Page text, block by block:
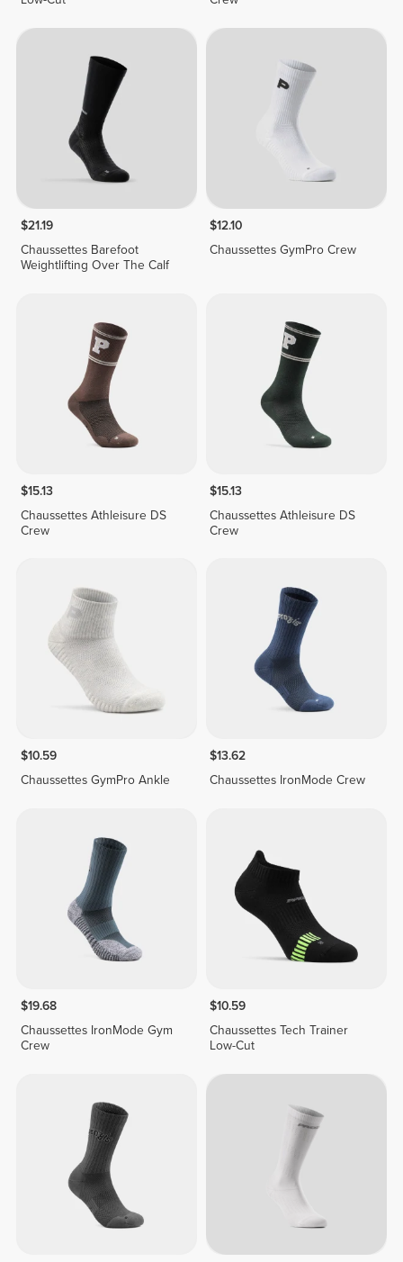
$21.19
Chaussettes Barefoot
Weightlifting Over The Calf
$12.10
Chaussettes GymPro Crew
$15.13
Chaussettes Athleisure DS
Crew
$15.13
Chaussettes Athleisure DS
Crew
$10.59
Chaussettes GymPro Ankle
$13.62
Chaussettes IronMode Crew
$19.68
Chaussettes IronMode Gym
Crew
$10.59
Chaussettes Tech Trainer
Low-Cut